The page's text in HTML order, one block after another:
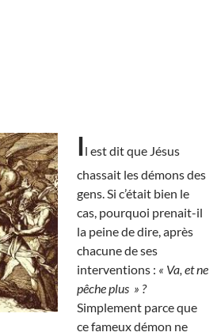
Il est dit que Jésus
chassait les démons des
gens. Si c’était bien le
cas, pourquoi prenait-il
la peine de dire, après
chacune de ses
interventions : « Va, et ne
pêche plus » ?
Simplement parce que
ce fameux démon ne